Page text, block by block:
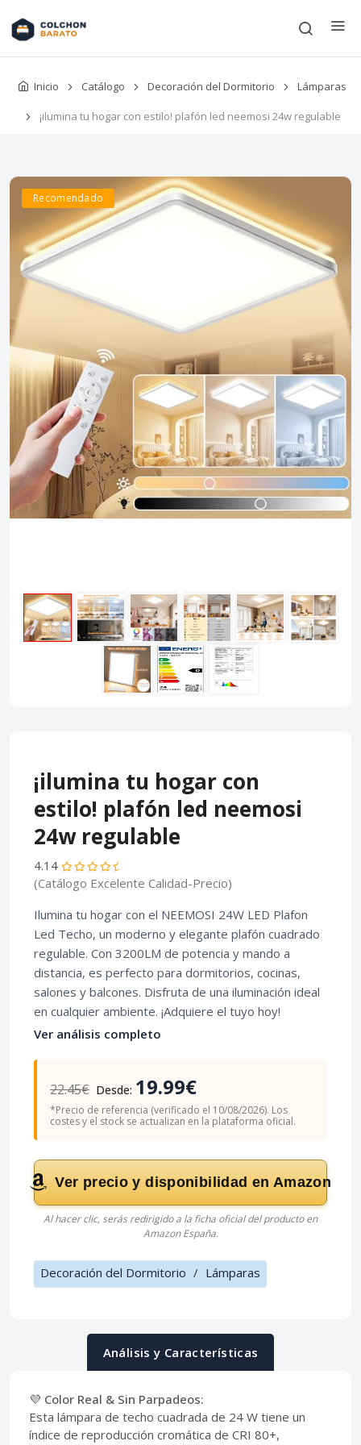
Inicio Catálogo Decoración del Dormitorio Lámparas
¡ilumina tu hogar con estilo! plafón led neemosi 24w regulable
Recomendado
¡ilumina tu hogar con
estilo! plafón led neemosi
24w regulable
4.14
(Catálogo Excelente Calidad-Precio)
Ilumina tu hogar con el NEEMOSI 24W LED Plafon
Led Techo, un moderno y elegante plafón cuadrado
regulable. Con 3200LM de potencia y mando a
distancia, es perfecto para dormitorios, cocinas,
salones y balcones. Disfruta de una iluminación ideal
en cualquier ambiente. ¡Adquiere el tuyo hoy!
Ver análisis completo
22.45€ Desde: 19.99€
*Precio de referencia (verificado el 10/08/2026). Los
costes y el stock se actualizan en la plataforma oficial.
Ver precio y disponibilidad en Amazon
Al hacer clic, serás redirigido a la ficha oficial del producto en
Amazon España.
Decoración del Dormitorio / Lámparas
Análisis y Características
💜 Color Real & Sin Parpadeos:
Esta lámpara de techo cuadrada de 24 W tiene un
índice de reproducción cromática de CRI 80+,